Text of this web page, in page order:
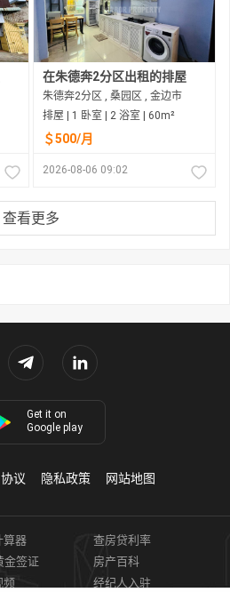
在朱德奔2分区出租的排屋
朱德奔2分区 , 桑园区 , 金边市
排屋 | 1 卧室 | 2 浴室 | 60m²
＄500/月
2026-08-06 09:02
查看更多
Get it on
Google play
议 隐私政策
网站地图
算器
查房贷利率
金签证
房产百科
频 经纪人入驻